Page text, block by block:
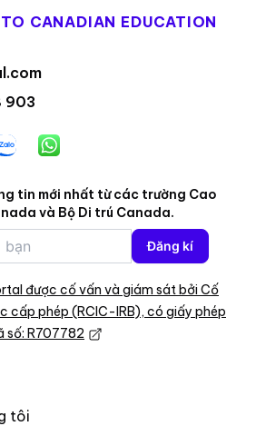
CANADIAN EDUCATION
903
WhatsApp
tin mới nhất từ các trường Cao
và Bộ Di trú Canada.
Đăng kí
được cố vấn và giám sát bởi Cố
cấp phép (RCIC-IRB), có giấy phép
số: R707782
tôi